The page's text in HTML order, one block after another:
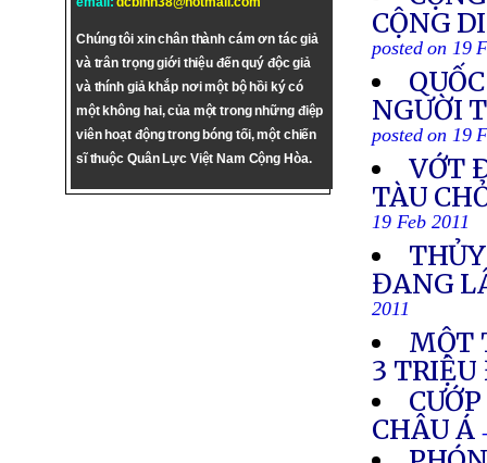
Chúng tôi xin chân thành cám ơn tác giả
và trân trọng giới thiệu đến quý độc giả
và thính giả khắp nơi một bộ hồi ký có
một không hai, của một trong những điệp
viên hoạt động trong bóng tối, một chiến
sĩ thuộc Quân Lực Việt Nam Cộng Hòa.
CỘNG
posted on 19
NGƯỜI
posted on 19
VỚT
TÀU
19 Feb 2011
ĐANG
2011
MỘT
3 TRIỆU
CHÂU Á